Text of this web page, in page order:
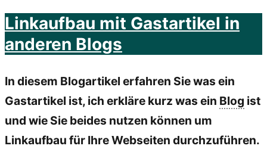
Linkaufbau mit Gastartikel in
anderen Blogs
In diesem Blogartikel erfahren Sie was ein
Gastartikel ist, ich erkläre kurz was ein Blog ist
und wie Sie beides nutzen können um
Linkaufbau für Ihre Webseiten durchzuführen.